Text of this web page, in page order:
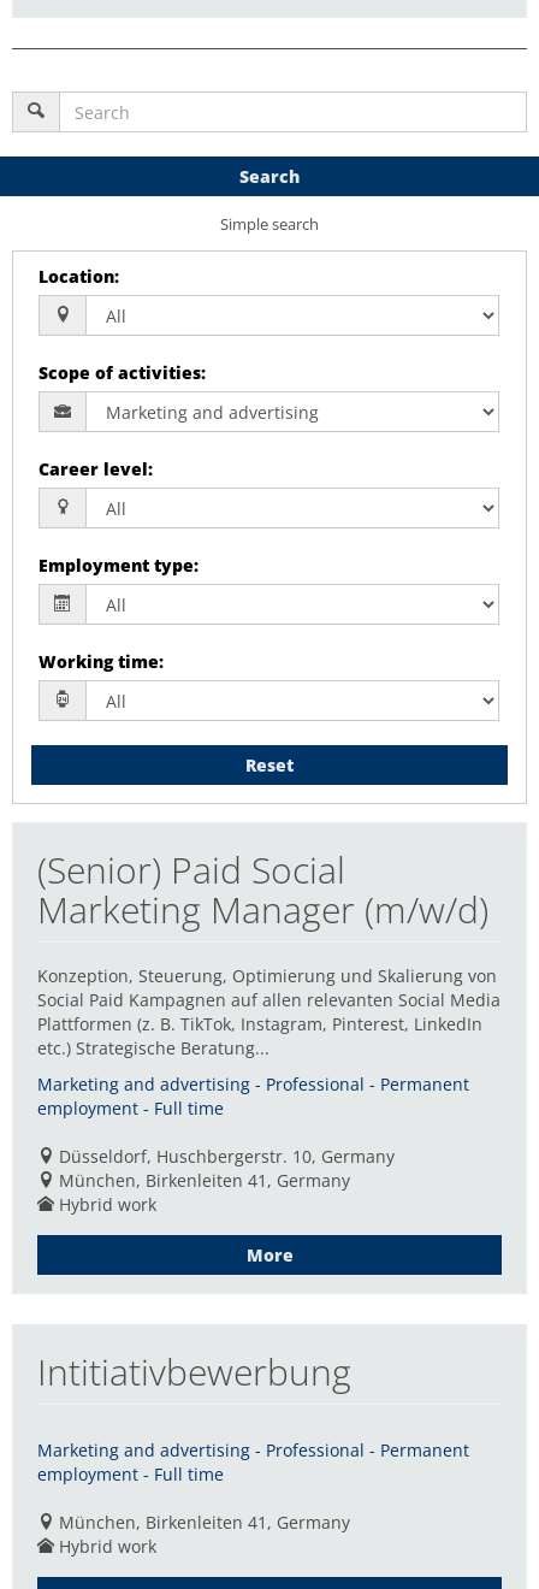
Search
Simple search
Location:
Scope of activities:
Career level:
Employment type:
Working time:
Reset
(Senior) Paid Social
Marketing Manager (m/w/d)
Konzeption, Steuerung, Optimierung und Skalierung von
Social Paid Kampagnen auf allen relevanten Social Media
Plattformen (z. B. TikTok, Instagram, Pinterest, LinkedIn
etc.) Strategische Beratung...
Marketing and advertising - Professional - Permanent
employment - Full time
Düsseldorf, Huschbergerstr. 10, Germany
München, Birkenleiten 41, Germany
Hybrid work
More
Intitiativbewerbung
Marketing and advertising - Professional - Permanent
employment - Full time
München, Birkenleiten 41, Germany
Hybrid work